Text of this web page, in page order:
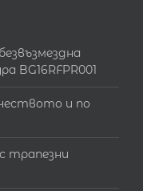
BG16RFPR001
и по
трапезни